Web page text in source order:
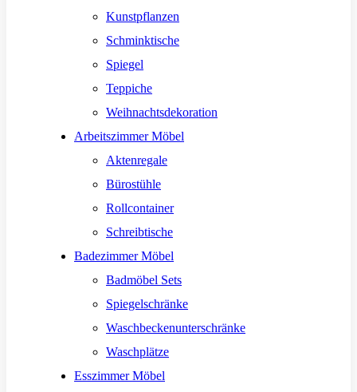
Kunstpflanzen
Schminktische
Spiegel
Teppiche
Weihnachtsdekoration
Arbeitszimmer Möbel
Aktenregale
Bürostühle
Rollcontainer
Schreibtische
Badezimmer Möbel
Badmöbel Sets
Spiegelschränke
Waschbeckenunterschränke
Waschplätze
Esszimmer Möbel